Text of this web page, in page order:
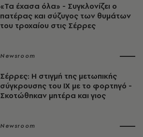
«Τα έχασα όλα» - Συγκλονίζει ο
πατέρας και σύζυγος των θυμάτων
του τροχαίου στις Σέρρες
Newsroom
Σέρρες: Η στιγμή της μετωπικής
σύγκρουσης του ΙΧ με το φορτηγό -
Σκοτώθηκαν μητέρα και γιος
Newsroom